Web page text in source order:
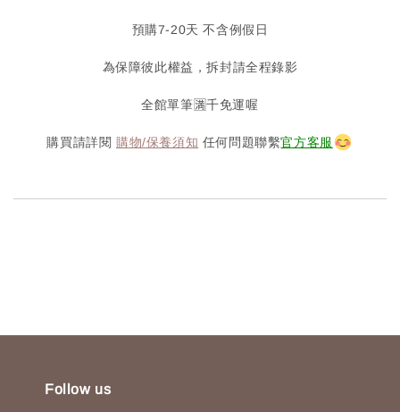
預購7-20天 不含例假日
為保障彼此權益，拆封請全程錄影
全館單筆🈵️千免運喔
購買請詳閱 購物/保養須知 任何問題聯繫官方客服
Follow us